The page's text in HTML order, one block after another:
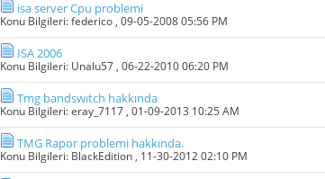
isa server Cpu problemi
Konu Bilgileri:federico , 09-05-2008 05:56 PM
ISA 2006
Konu Bilgileri: Unalu57 , 06-22-2010 06:20 PM
Tmg bandswıtch hakkında
Konu Bilgileri:eray_7117 , 01-09-2013 10:25 AM
TMG Rapor problemi hakkında.
Konu Bilgileri: BlackEdition , 11-30-2012 02:10 PM